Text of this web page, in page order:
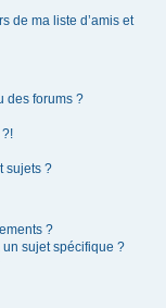
de ma liste d’amis et
des forums ?
sujets ?
?
sujet spécifique ?